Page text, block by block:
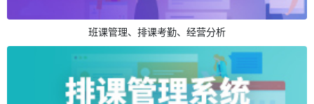
班课管理、排课考勤、经营分析